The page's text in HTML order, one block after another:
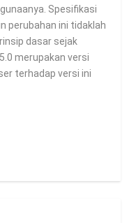
Spesifikasi
perubahan ini tidaklah
dasar sejak
merupakan versi
terhadap versi ini